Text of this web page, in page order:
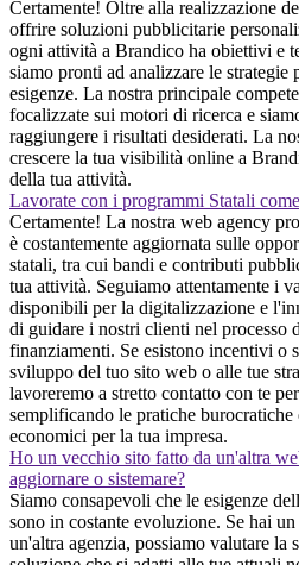
Certamente! Oltre alla realizzazione
offrire soluzioni pubblicitarie
ogni attività a Brandico ha obiettivi e
siamo pronti ad analizzare le
esigenze. La nostra principale
focalizzate sui motori di ricerca e
raggiungere i risultati desiderati. La
crescere la tua visibilità online a
della tua attività.
Lavorate con i programmi Statali
Certamente! La nostra web agency
è costantemente aggiornata sulle
statali, tra cui bandi e contributi
tua attività. Seguiamo attentamente i
disponibili per la digitalizzazione e
di guidare i nostri clienti nel processo
finanziamenti. Se esistono incentivi o
sviluppo del tuo sito web o alle tue
lavoreremo a stretto contatto con te
semplificando le pratiche
economici per la tua impresa.
Ho un vecchio sito fatto da un'altra
aggiornare o sistemare?
Siamo consapevoli che le esigenze
sono in costante evoluzione. Se hai
un'altra agenzia, possiamo valutare la